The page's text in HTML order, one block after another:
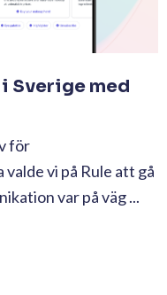
Sverige med
för
vi på Rule att gå
var på väg ...